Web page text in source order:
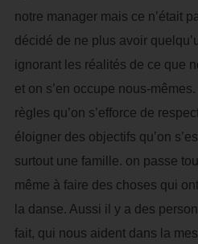
notre manager mais ce n’était
décidé de ne plus avoir
ignorant les réalités de ce que
et on s’en occupe nous-
règles qu’on s’efforce de
éloigner des objectifs qu’on
surtout une famille. on passe
même à faire des choses qui
la danse. Aussi il y a des
fait, qui nous aident dans la